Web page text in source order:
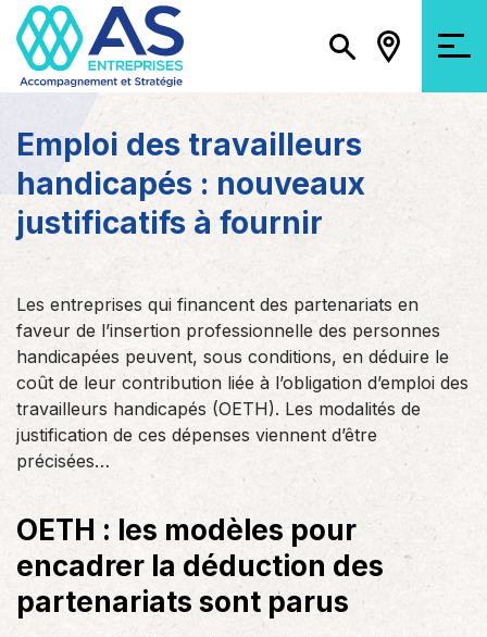
Emploi des travailleurs
handicapés : nouveaux
justificatifs à fournir
Les entreprises qui financent des partenariats en
faveur de l’insertion professionnelle des personnes
handicapées peuvent, sous conditions, en déduire le
coût de leur contribution liée à l’obligation d’emploi des
travailleurs handicapés (OETH). Les modalités de
justification de ces dépenses viennent d’être
précisées…
OETH : les modèles pour
encadrer la déduction des
partenariats sont parus